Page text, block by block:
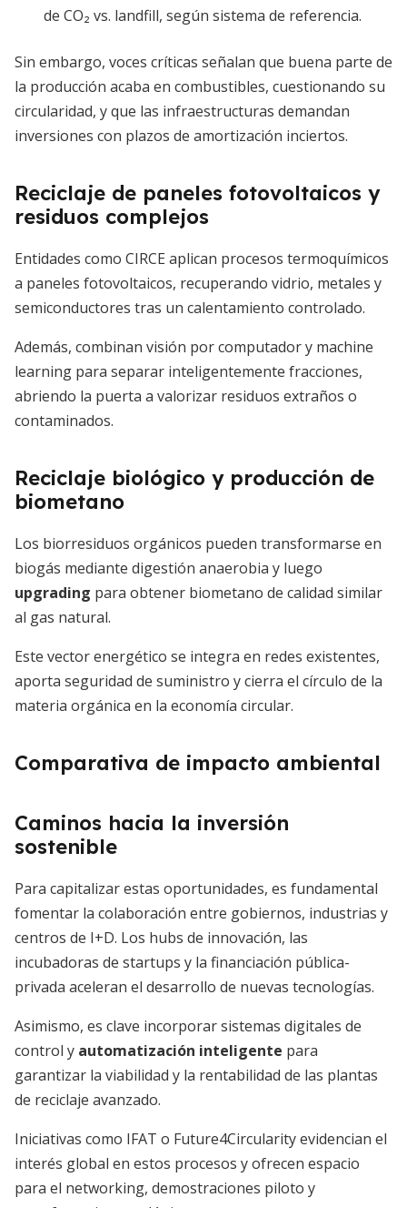
de CO₂ vs. landfill, según sistema de referencia.
Sin embargo, voces críticas señalan que buena parte de
la producción acaba en combustibles, cuestionando su
circularidad, y que las infraestructuras demandan
inversiones con plazos de amortización inciertos.
Reciclaje de paneles fotovoltaicos y
residuos complejos
Entidades como CIRCE aplican procesos termoquímicos
a paneles fotovoltaicos, recuperando vidrio, metales y
semiconductores tras un calentamiento controlado.
Además, combinan visión por computador y machine
learning para separar inteligentemente fracciones,
abriendo la puerta a valorizar residuos extraños o
contaminados.
Reciclaje biológico y producción de
biometano
Los biorresiduos orgánicos pueden transformarse en
biogás mediante digestión anaerobia y luego
upgrading para obtener biometano de calidad similar
al gas natural.
Este vector energético se integra en redes existentes,
aporta seguridad de suministro y cierra el círculo de la
materia orgánica en la economía circular.
Comparativa de impacto ambiental
Caminos hacia la inversión
sostenible
Para capitalizar estas oportunidades, es fundamental
fomentar la colaboración entre gobiernos, industrias y
centros de I+D. Los hubs de innovación, las
incubadoras de startups y la financiación pública-
privada aceleran el desarrollo de nuevas tecnologías.
Asimismo, es clave incorporar sistemas digitales de
control y automatización inteligente para
garantizar la viabilidad y la rentabilidad de las plantas
de reciclaje avanzado.
Iniciativas como IFAT o Future4Circularity evidencian el
interés global en estos procesos y ofrecen espacio
para el networking, demostraciones piloto y